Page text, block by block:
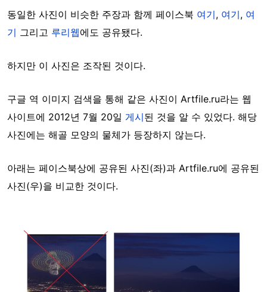
동일한 사진이 비슷한 주장과 함께 페이스북 여기, 여기, 여
기 그리고 루리웹에도 공유됐다.
하지만 이 사진은 조작된 것이다.
구글 역 이미지 검색을 통해 같은 사진이 Artfile.ru라는 웹
사이트에 2012년 7월 20일 게시된 것을 알 수 있었다. 해당
사진에는 해골 모양의 물체가 등장하지 않는다.
아래는 페이스북상에 공유된 사진(좌)과 Artfile.ru에 공유된
사진(우)을 비교한 것이다.
Image